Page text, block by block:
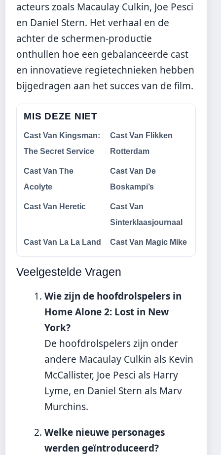
acteurs zoals Macaulay Culkin, Joe Pesci
en Daniel Stern. Het verhaal en de
achter de schermen-productie
onthullen hoe een gebalanceerde cast
en innovatieve regietechnieken hebben
bijgedragen aan het succes van de film.
MIS DEZE NIET
Cast Van Kingsman:
The Secret Service
Cast Van Flikken
Rotterdam
Cast Van The
Acolyte
Cast Van De
Boskampi’s
Cast Van Heretic
Cast Van
Sinterklaasjournaal
Cast Van La La Land Cast Van Magic Mike
Veelgestelde Vragen
Wie zijn de hoofdrolspelers in
Home Alone 2: Lost in New
York?
De hoofdrolspelers zijn onder
andere Macaulay Culkin als Kevin
McCallister, Joe Pesci als Harry
Lyme, en Daniel Stern als Marv
Murchins.
Welke nieuwe personages
werden geïntroduceerd?